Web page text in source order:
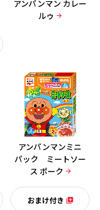
アンパンマン カレー
ルゥ
アンパンマンミニ
パック ミートソー
ス ポーク
おまけ付き